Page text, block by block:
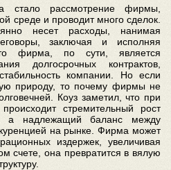
стало рассмотрение фирмы,
среде и проводит много сделок.
несет расходы, нанимая
заключая и исполняя
фирма, по сути, является
долгосрочных контрактов,
компании. Но если
природу, то почему фирмы не
Коуз заметил, что при
стремительный рост
а надлежащий баланс между
на рынке. Фирма может
издержек, увеличивая
счете, она превратится в вялую